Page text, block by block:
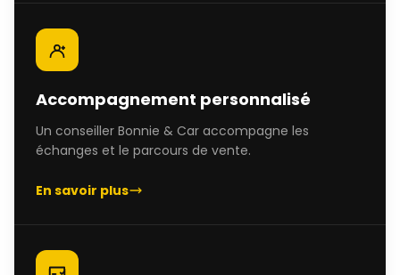
Accompagnement personnalisé
Un conseiller Bonnie & Car accompagne les
échanges et le parcours de vente.
En savoir plus